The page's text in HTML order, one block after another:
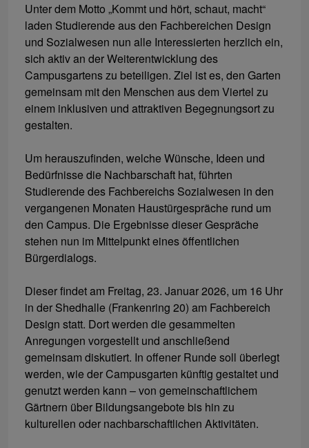
Unter dem Motto „Kommt und hört, schaut, macht“
laden Studierende aus den Fachbereichen Design
und Sozialwesen nun alle Interessierten herzlich ein,
sich aktiv an der Weiterentwicklung des
Campusgartens zu beteiligen. Ziel ist es, den Garten
gemeinsam mit den Menschen aus dem Viertel zu
einem inklusiven und attraktiven Begegnungsort zu
gestalten.
Um herauszufinden, welche Wünsche, Ideen und
Bedürfnisse die Nachbarschaft hat, führten
Studierende des Fachbereichs Sozialwesen in den
vergangenen Monaten Haustürgespräche rund um
den Campus. Die Ergebnisse dieser Gespräche
stehen nun im Mittelpunkt eines öffentlichen
Bürgerdialogs.
Dieser findet am Freitag, 23. Januar 2026, um 16 Uhr
in der Shedhalle (Frankenring 20) am Fachbereich
Design statt. Dort werden die gesammelten
Anregungen vorgestellt und anschließend
gemeinsam diskutiert. In offener Runde soll überlegt
werden, wie der Campusgarten künftig gestaltet und
genutzt werden kann – von gemeinschaftlichem
Gärtnern über Bildungsangebote bis hin zu
kulturellen oder nachbarschaftlichen Aktivitäten.